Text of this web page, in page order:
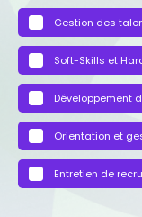
Gestion des
Soft-Skills et
Développement
Orientation et
Entretien de